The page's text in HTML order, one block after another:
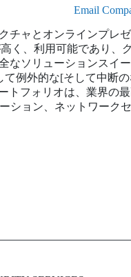
Email
ャとオンラインプレ
高く、利用可能であり
なソリューションスイ
例外的な[そして中断
トフォリオは、業界
ション、ネットワーク